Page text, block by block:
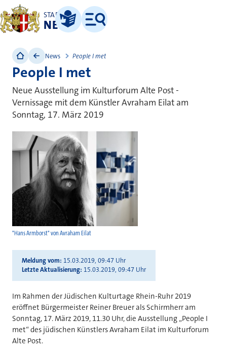
STADT
NEUSS
Leichte Sprache
Menü
"Hans Armborst" von Avraham Eilat
News People I met
People I met
Neue Ausstellung im Kulturforum Alte Post -
Vernissage mit dem Künstler Avraham Eilat am
Sonntag, 17. März 2019
Meldung vom 15.03.2019, 09:47 Uhr
Letzte Aktualisierung 15.03.2019, 09:47 Uhr
Im Rahmen der Jüdischen Kulturtage Rhein-Ruhr 2019
eröffnet Bürgermeister Reiner Breuer als Schirmherr am
Sonntag, 17. März 2019, 11.30 Uhr, die Ausstellung „People I
met“ des jüdischen Künstlers Avraham Eilat im Kulturforum
Alte Post.